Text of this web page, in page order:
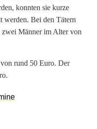
konnten sie kurze
werden. Bei den Tätern
zwei Männer im Alter von
rund 50 Euro. Der